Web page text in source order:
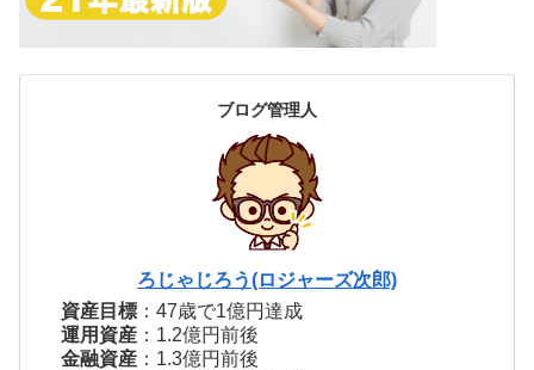
ブログ管理人
ろじゃじろう(ロジャーズ次郎)
資産目標 ：47歳で1億円達成
運用資産 ：1.2億円前後
金融資産 ：1.3億円前後